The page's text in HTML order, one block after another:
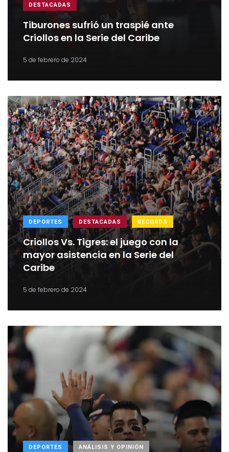
DESTACADAS
Tiburones sufrió un traspié ante
Criollos en la Serie del Caribe
5 de febrero de 2024
DEPORTES DESTACADAS RÉCORDS
Criollos Vs. Tigres: el juego con la
mayor asistencia en la Serie del
Caribe
5 de febrero de 2024
DEPORTES ANÁLISIS Y OPINIÓN